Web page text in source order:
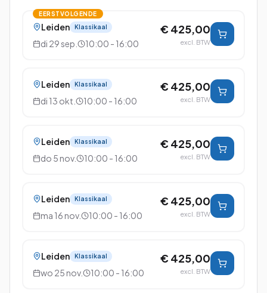
EERSTVOLGENDE
Leiden Klassikaal
di 29 sep. 10:00 - 16:00
€ 425,00
excl. BTW
Leiden Klassikaal
di 13 okt. 10:00 - 16:00
€ 425,00
excl. BTW
Leiden Klassikaal
do 5 nov. 10:00 - 16:00
€ 425,00
excl. BTW
Leiden Klassikaal
ma 16 nov. 10:00 - 16:00
€ 425,00
excl. BTW
Leiden Klassikaal
wo 25 nov. 10:00 - 16:00
€ 425,00
excl. BTW